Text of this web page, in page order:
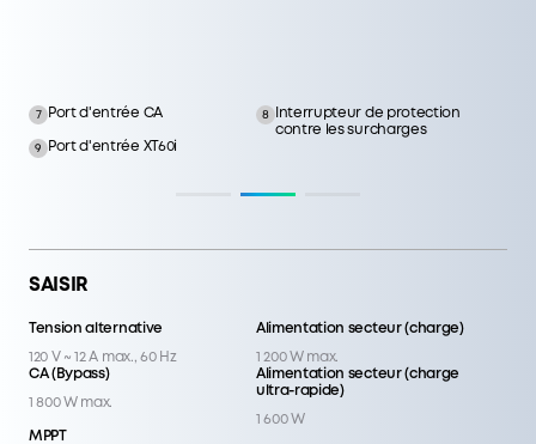
10 Prise allume-cigare 11 Bouton de prise de voiture
SAISIR
Tension alternative
120 V ~ 12 A max., 60 Hz
1 200 W max.
1 800 W max.
Alimentation secteur (charge
ultra-rapide)
1 600 W
MPPT
11-28 V ⎓ 8,2 A ;